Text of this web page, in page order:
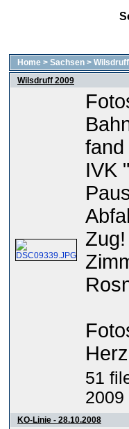
Home > Sachsen >
Wilsdruff 2009
fand
IVK
51
2009
KO-Linie - 28.10.2008